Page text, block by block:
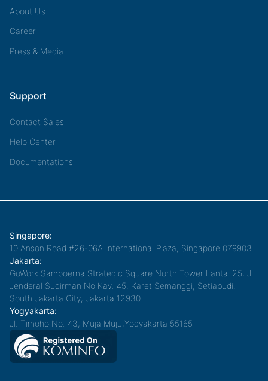
About Us
Career
Press & Media
Support
Contact Sales
Help Center
Documentations
Singapore:
10 Anson Road #26-06A International Plaza, Singapore 079903
Jakarta:
GoWork Sampoerna Strategic Square North Tower Lantai 25, Jl.
Jenderal Sudirman No.Kav. 45, Karet Semanggi, Setiabudi,
South Jakarta City, Jakarta 12930
Yogyakarta:
Jl. Timoho No. 43, Muja Muju,Yogyakarta 55165